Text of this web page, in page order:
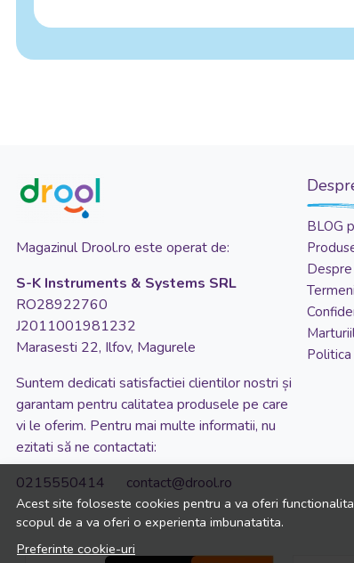
Acest site foloseste cookies pentru a va oferi
scopul de a va oferi o experienta imbunatatita.
Preferinte cookie-uri
Magazinul Drool.ro este operat de:
S-K Instruments & Systems SRL
RO28922760
J2011001981232
Marasesti 22, Ilfov, Magurele
Suntem dedicati satisfactiei clientilor nostri și
garantam pentru calitatea produsele pe care
vi le oferim. Pentru mai multe informatii, nu
ezitati să ne contactati:
0215550414 contact@drool.ro
BLOG